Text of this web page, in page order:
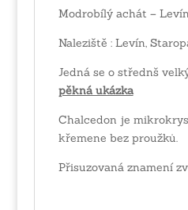
Modrobílý achát –
Naleziště : Levín,
Jedná se o střednš
pěkná ukázka
Chalcedon je
křemene bez proužků.
Přisuzovaná znamení